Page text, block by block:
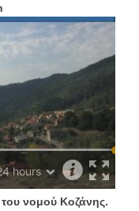
του νομού Κοζάνης.